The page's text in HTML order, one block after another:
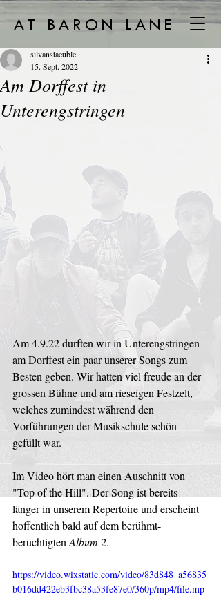
AT BARON LANE
Am Dorffest in
Unterengstringen
silvanstaeuble
15. Sept. 2022
Am 4.9.22 durften wir in Unterengstringen
am Dorffest ein paar unserer Songs zum
Besten geben. Wir hatten viel freude an der
grossen Bühne und am rieseigen Festzelt,
welches zumindest während den
Vorführungen der Musikschule schön
gefüllt war.
Im Video hört man einen Auschnitt von
"Top of the Hill". Der Song ist bereits
länger in unserem Repertoire und erscheint
hoffentlich bald auf dem berühmt-
berüchtigten Album 2.
https://video.wixstatic.com/video/83d848_a56835
b016dd422eb3fbc38a53fe87e0/360p/mp4/file.mp